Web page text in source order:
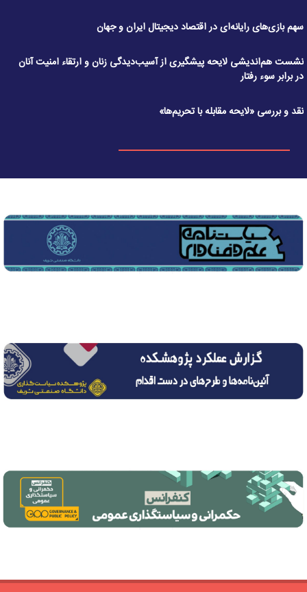
سهم بازی‌های رایانه‌ای در اقتصاد دیجیتال ایران و جهان
نشست هم‌اندیشی لایحه پیشگیری از آسیب‌دیدگی زنان و ارتقاء امنیت آنان
در برابر سوء رفتار
نقد و بررسی «لایحه مقابله با تحریم‌ها»